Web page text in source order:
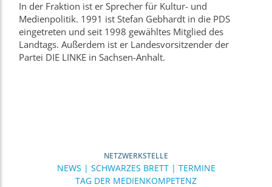
In der Fraktion ist er Sprecher für Kultur- und
Medienpolitik. 1991 ist Stefan Gebhardt in die PDS
eingetreten und seit 1998 gewähltes Mitglied des
Landtags. Außerdem ist er Landesvorsitzender der
Partei DIE LINKE in Sachsen-Anhalt.
NETZWERKSTELLE
NEWS | SCHWARZES BRETT | TERMINE
TAG DER MEDIENKOMPETENZ